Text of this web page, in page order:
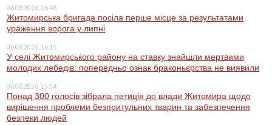
06.08.2026, 16:48
Житомирська бригада посіла перше місце за результатами
ураження ворога у липні
06.08.2026, 16:15
У селі Житомирського району на ставку знайшли мертвими
молодих лебедів: попередньо ознак браконьєрства не виявили
06.08.2026, 15:54
Понад 300 голосів зібрала петиція до влади Житомира щодо
вирішення проблеми безпритульних тварин та забезпечення
безпеки людей